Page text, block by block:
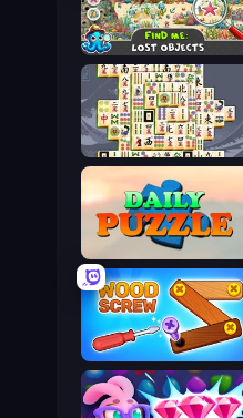
Find Me: Lost Objects
Mahjong Titans
Wood Screw: Bolts Puzzle